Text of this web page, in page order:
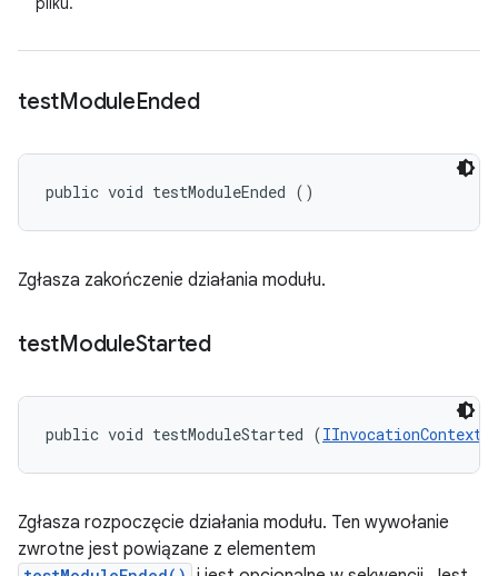
testModuleEnded
public void testModuleEnded ()
Zgłasza zakończenie działania modułu.
testModuleStarted
public void testModuleStarted (IInvocationContext
Zgłasza rozpoczęcie działania modułu. Ten wywołanie
zwrotne jest powiązane z elementem